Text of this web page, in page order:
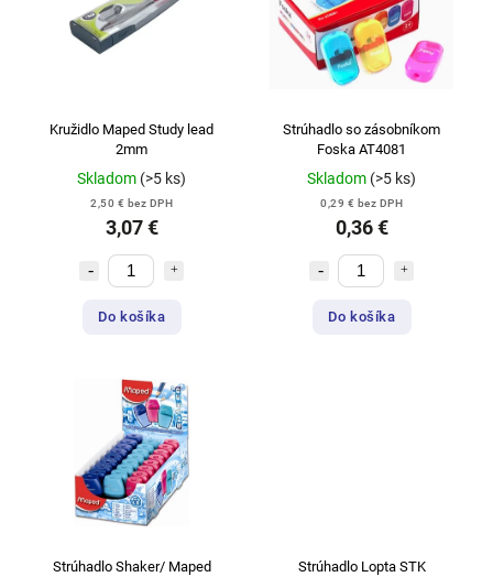
Kružidlo Maped Study lead
2mm
Skladom (>5 ks)
2,50 € bez DPH
3,07 €
Do košíka
Strúhadlo so zásobníkom
Foska AT4081
Skladom (>5 ks)
0,29 € bez DPH
0,36 €
Do košíka
Strúhadlo Shaker/ Maped Strúhadlo Lopta STK